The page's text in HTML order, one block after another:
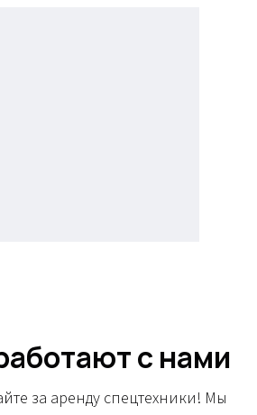
с нами
за аренду спецтехники! Мы